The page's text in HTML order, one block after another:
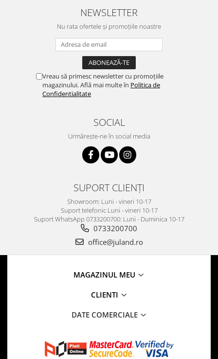
NEWSLETTER
Nu rata ofertele și promoțiile noastre
Vreau să primesc newsletter cu promoțiile
magazinului. Află mai multe în Politica de
Confidentialitate
SOCIAL
Urmărește-ne în social media
SUPORT CLIENȚI
Showroom: Luni - vineri 10-17
Suport telefonic Luni - vineri 10-17
Suport WhatsApp 0733200700: Luni - Duminica 10-17
0733200700
office@juland.ro
MAGAZINUL MEU
CLIENTI
DATE COMERCIALE